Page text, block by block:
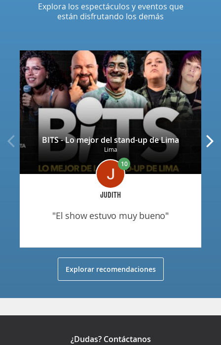
BITS - Lo mejor del stand-up de Lima
Lima
JUDITH
10
"el show estuvo muy bueno"
Explora los espectáculos y eventos que
están disfrutando los demás
Explorar recomendaciones
¿Dudas? Contáctanos